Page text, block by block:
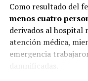
Como resultado del
menos cuatro
derivados al hospital
atención médica,
emergencia
damnificadas.